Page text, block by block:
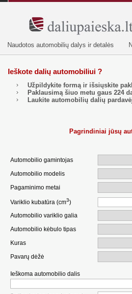
Naudotos automobilių dalys ir detalės
Ieškote dalių automobiliui ?
Užpildykite formą ir išsiųskite
Paklausimą šiuo metu gaus 224
Laukite automobilių dalių
Pagrindiniai jūsų
Automobilio gamintojas
Automobilio modelis
Pagaminimo metai
Variklio kubatūra (cm3)
Automobilio variklio galia
Automobilio kėbulo tipas
Kuras
Pavarų dėžė
Ieškoma automobilio dalis